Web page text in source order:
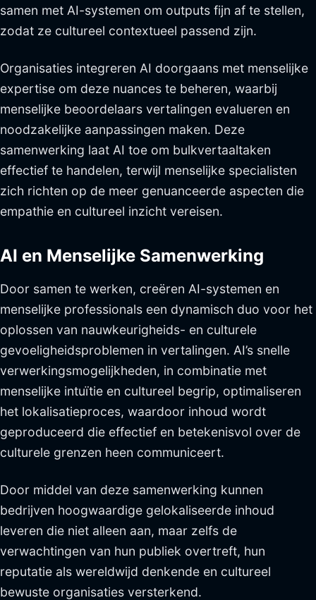
samen met AI-systemen om outputs fijn af te stellen,
zodat ze cultureel contextueel passend zijn.
Organisaties integreren AI doorgaans met menselijke
expertise om deze nuances te beheren, waarbij
menselijke beoordelaars vertalingen evalueren en
noodzakelijke aanpassingen maken. Deze
samenwerking laat AI toe om bulkvertaaltaken
effectief te handelen, terwijl menselijke specialisten
zich richten op de meer genuanceerde aspecten die
empathie en cultureel inzicht vereisen.
AI en Menselijke Samenwerking
Door samen te werken, creëren AI-systemen en
menselijke professionals een dynamisch duo voor het
oplossen van nauwkeurigheids- en culturele
gevoeligheidsproblemen in vertalingen. AI’s snelle
verwerkingsmogelijkheden, in combinatie met
menselijke intuïtie en cultureel begrip, optimaliseren
het lokalisatieproces, waardoor inhoud wordt
geproduceerd die effectief en betekenisvol over de
culturele grenzen heen communiceert.
Door middel van deze samenwerking kunnen
bedrijven hoogwaardige gelokaliseerde inhoud
leveren die niet alleen aan, maar zelfs de
verwachtingen van hun publiek overtreft, hun
reputatie als wereldwijd denkende en cultureel
bewuste organisaties versterkend.